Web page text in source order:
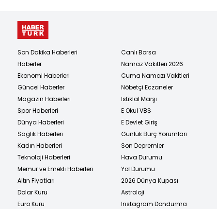
Son Dakika Haberleri
Haberler
Ekonomi Haberleri
Güncel Haberler
Magazin Haberleri
Spor Haberleri
Dünya Haberleri
Sağlık Haberleri
Kadın Haberleri
Teknoloji Haberleri
Memur ve Emekli Haberleri
Altın Fiyatları
Dolar Kuru
Euro Kuru
Canlı Borsa
Namaz Vakitleri 2026
Cuma Namazı Vakitleri
Nöbetçi Eczaneler
İstiklal Marşı
E Okul VBS
E Devlet Giriş
Günlük Burç Yorumları
Son Depremler
Hava Durumu
Yol Durumu
2026 Dünya Kupası
Astroloji
Instagram Dondurma